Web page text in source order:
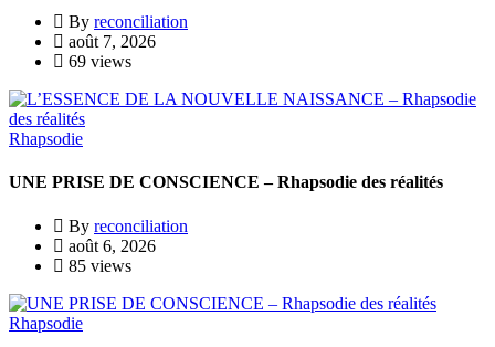
By reconciliation
août 7, 2026
69 views
Rhapsodie
UNE PRISE DE CONSCIENCE – Rhapsodie des réalités
By reconciliation
août 6, 2026
85 views
Rhapsodie